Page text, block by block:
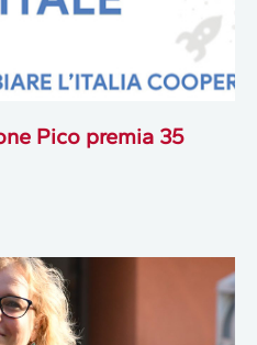
Pico premia 35